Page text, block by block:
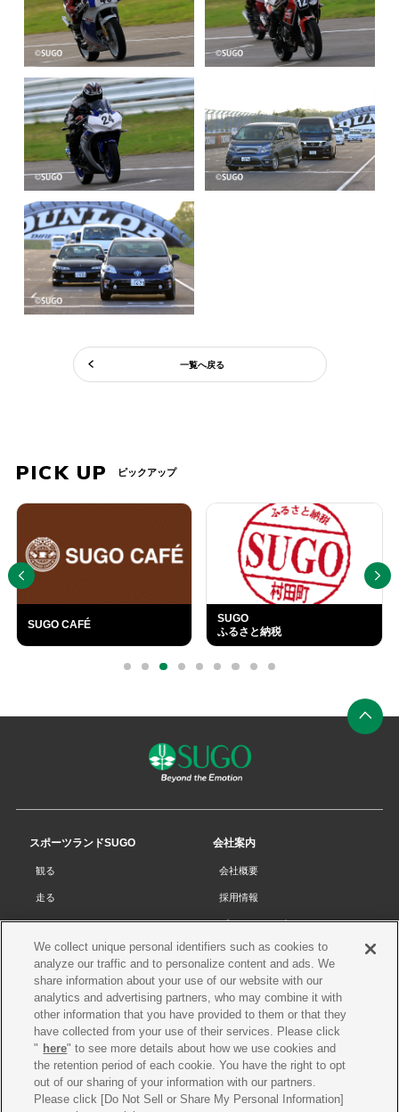
一覧へ戻る
PICK UP ピックアップ
SUGO CAFÉ
SUGO
ふるさと納税
外
部
0 1 2 3 4 5 6 7 8
PREV NEXT
の
スポーツランドSUGO
観る
走る
チケット
リザルト
コース・施設
SUGOで遊ぼう
スクール
イベントスケジュール
営業案内・アクセス
会社案内
会社概要
採用情報
プライバシーポリシー
Cookieポリシー
サイトマップ
お問い合わせ
プレス申請
We collect unique personal identifiers such as cookies to
analyze our traffic and to personalize content and ads. We
share information about your use of our website with our
analytics and advertising partners, who may combine it with
other information that you have provided to them or that they
have collected from your use of their services. Please click
" here" to see more details about how we use cookies and
the retention period of each cookie. You have the right to opt
out of our sharing of your information with our partners.
Please click [Do Not Sell or Share My Personal Information]